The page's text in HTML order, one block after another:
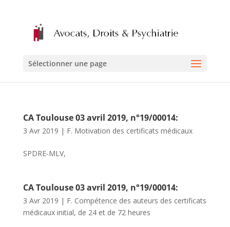
Sélectionner une page
CA Toulouse 03 avril 2019, n°19/00014:
3 Avr 2019 | F. Motivation des certificats médicaux
SPDRE-MLV,
CA Toulouse 03 avril 2019, n°19/00014:
3 Avr 2019 | F. Compétence des auteurs des certificats
médicaux initial, de 24 et de 72 heures